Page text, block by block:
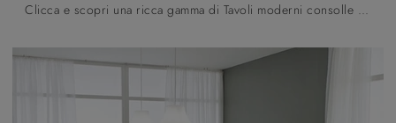
Clicca e scopri una ricca gamma di Tavoli moderni consolle da pranzo! Il modello Paolo di La Primavera ti aspetta.